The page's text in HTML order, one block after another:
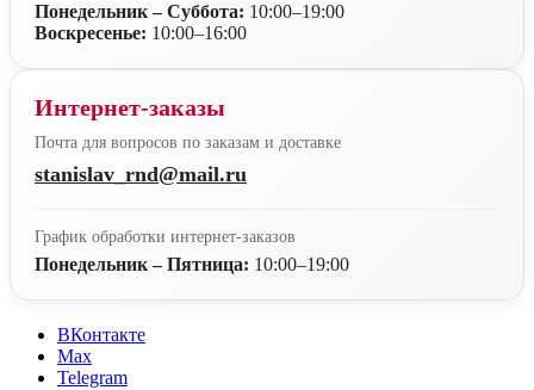
Понедельник – Суббота: 10:00–19:00
Воскресенье: 10:00–16:00
Интернет-заказы
Почта для вопросов по заказам и доставке
stanislav_rnd@mail.ru
График обработки интернет-заказов
Понедельник – Пятница: 10:00–19:00
ВКонтакте
Max
Telegram